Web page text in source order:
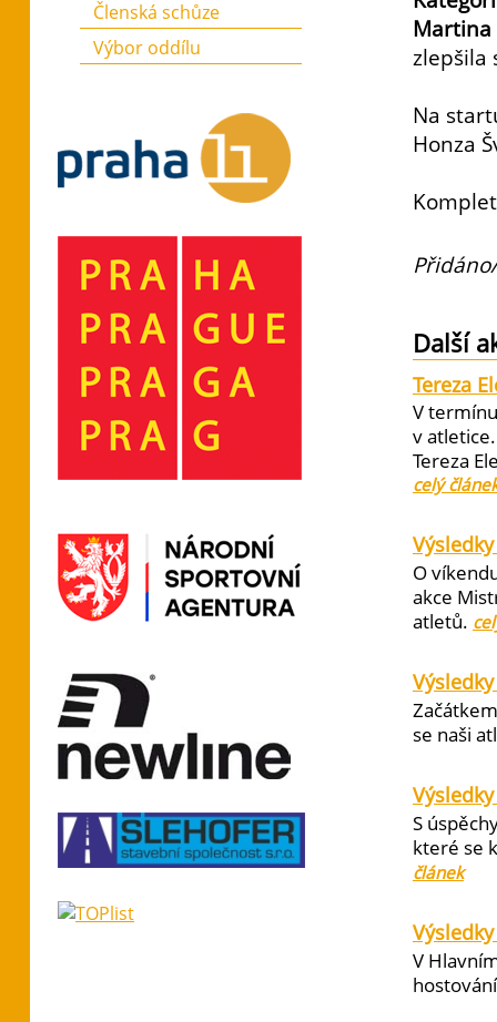
zlepšila
Na
Honza
Další
Tereza
V
v
Tereza
celý
O
akce
atletů.
se naši
S
které se
článek
V
Členská schůze
Výbor oddílu